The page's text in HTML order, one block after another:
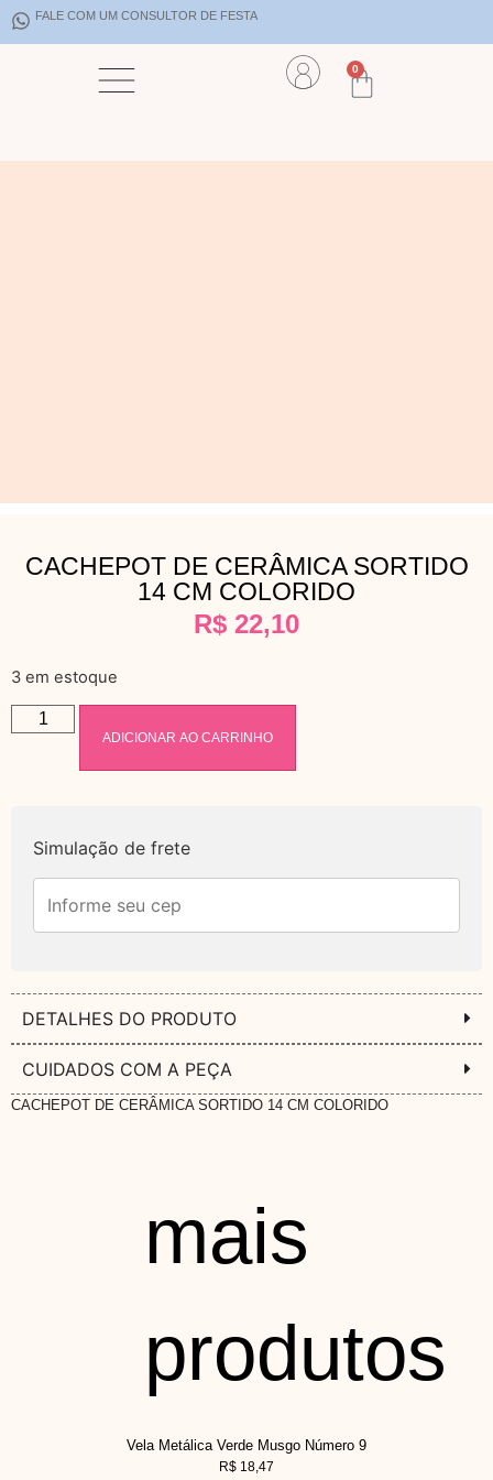
FALE COM UM CONSULTOR DE FESTA
0
CACHEPOT DE CERÂMICA SORTIDO
14 CM COLORIDO
R$ 22,10
3 em estoque
ADICIONAR AO CARRINHO
Simulação de frete
DETALHES DO PRODUTO
CUIDADOS COM A PEÇA
CACHEPOT DE CERÂMICA SORTIDO 14 CM COLORIDO
mais
produtos
Vela Metálica Verde Musgo Número 9
R$ 18,47